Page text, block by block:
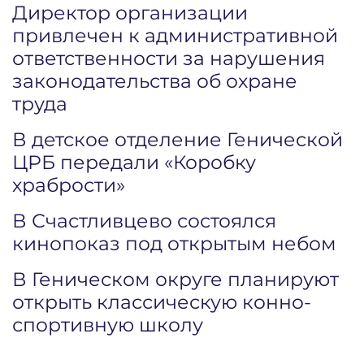
Директор организации
привлечен к административной
ответственности за нарушения
законодательства об охране
труда
В детское отделение Генической
ЦРБ передали «Коробку
храбрости»
В Счастливцево состоялся
кинопоказ под открытым небом
В Геническом округе планируют
открыть классическую конно-
спортивную школу